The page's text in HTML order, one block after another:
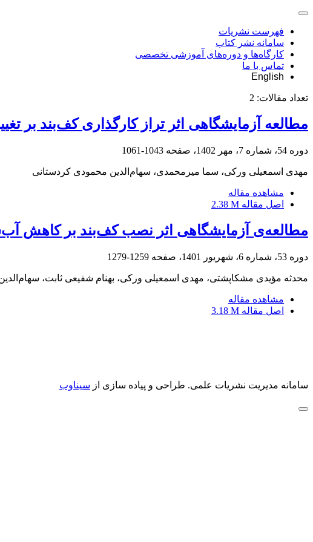
فهرست نشریات
سامانه نشر کتاب
کارگاه‌ها و دوره‌های آموزشی تخصصی
تماس با ما
English
تعداد مقالات: 2
مطالعه آزمایشگاهی اثر تراز کارگذاری کف‌بند
دوره 54، شماره 7، مهر 1402، صفحه 1043-1061
مهدی اسمعیلی ورکی، سما میرمحمدی، سهام‌الدین محمودی کردستانی
مشاهده مقاله
اصل مقاله 2.38 M
مطالعه‌ی آزمایشگاهی اثر نصب کف‌بند بر کاهش
دوره 53، شماره 6، شهریور 1401، صفحه 1259-1279
محدثه مؤیدی مشکاپشتی، مهدی اسمعیلی ورکی، بهنام شفیعی ثابت،
مشاهده مقاله
اصل مقاله 3.18 M
سامانه مدیریت نشریات علمی. طراحی و پیاده سازی از سیناوب